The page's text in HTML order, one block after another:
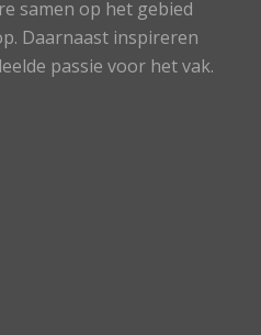
samen op het gebied
Daarnaast inspireren
passie voor het vak.